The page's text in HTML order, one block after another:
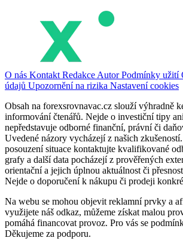
O nás Kontakt Redakce AutorPodmínky užití
údajů Upozornění na rizika Nastavení cookies
Obsah na forexsrovnavac.cz slouží výhradně
informování čtenářů. Nejde o investiční tipy
nepředstavuje odborné finanční, právní či
Uvedené názory vycházejí z našich
posouzení situace kontaktujte kvalifikované
grafy a další data pocházejí z prověřených
orientační a jejich úplnou aktuálnost či
Nejde o doporučení k nákupu či prodeji
Na webu se mohou objevit reklamní prvky a
využijete náš odkaz, můžeme získat malou
pomáhá financovat provoz. Pro vás se
Děkujeme za podporu.